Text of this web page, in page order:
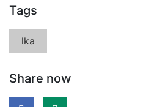
Tags
lka
Share now